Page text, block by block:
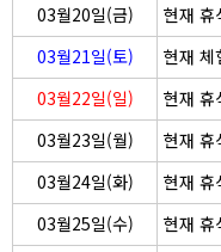
03월20일(금)
현재 휴
03월21일(토)
현재 체
03월22일(일)
현재 휴
03월23일(월)
현재 휴
03월24일(화)
현재 휴
03월25일(수)
현재 휴